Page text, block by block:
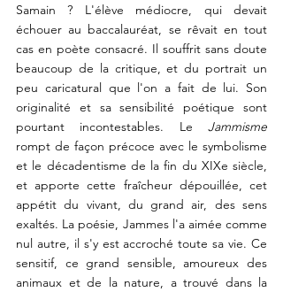
Samain ? L'élève médiocre, qui devait
échouer au baccalauréat, se rêvait en tout
cas en poète consacré. Il souffrit sans doute
beaucoup de la critique, et du portrait un
peu caricatural que l'on a fait de lui. Son
originalité et sa sensibilité poétique sont
pourtant incontestables. Le Jammisme
rompt de façon précoce avec le symbolisme
et le décadentisme de la fin du XIXe siècle,
et apporte cette fraîcheur dépouillée, cet
appétit du vivant, du grand air, des sens
exaltés. La poésie, Jammes l'a aimée comme
nul autre, il s'y est accroché toute sa vie. Ce
sensitif, ce grand sensible, amoureux des
animaux et de la nature, a trouvé dans la